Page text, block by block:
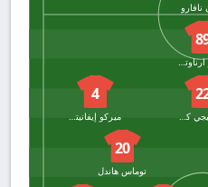
نافارو
ماركو ارناوتوفيتش
فاسيليجي كوستوف
4
ميركو إيفانيتش
20
توماس هاندل